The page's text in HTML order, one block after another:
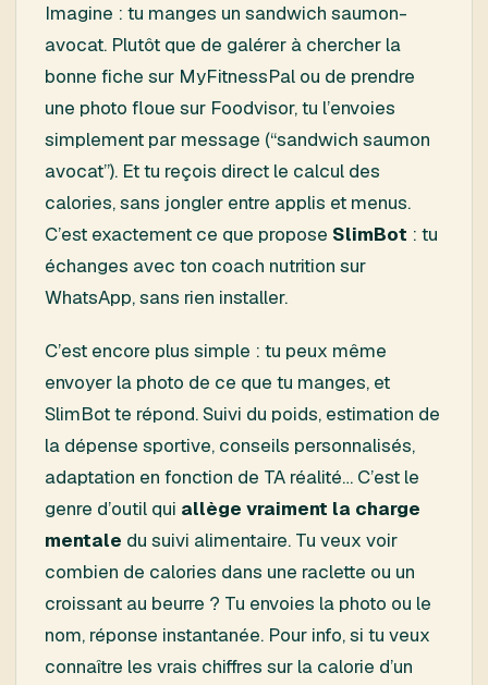
Imagine : tu manges un sandwich saumon-
avocat. Plutôt que de galérer à chercher la
bonne fiche sur MyFitnessPal ou de prendre
une photo floue sur Foodvisor, tu l’envoies
simplement par message (“sandwich saumon
avocat”). Et tu reçois direct le calcul des
calories, sans jongler entre applis et menus.
C’est exactement ce que propose SlimBot : tu
échanges avec ton coach nutrition sur
WhatsApp, sans rien installer.
C’est encore plus simple : tu peux même
envoyer la photo de ce que tu manges, et
SlimBot te répond. Suivi du poids, estimation de
la dépense sportive, conseils personnalisés,
adaptation en fonction de TA réalité… C’est le
genre d’outil qui allège vraiment la charge
mentale du suivi alimentaire. Tu veux voir
combien de calories dans une raclette ou un
croissant au beurre ? Tu envoies la photo ou le
nom, réponse instantanée. Pour info, si tu veux
connaître les vrais chiffres sur la calorie d’un